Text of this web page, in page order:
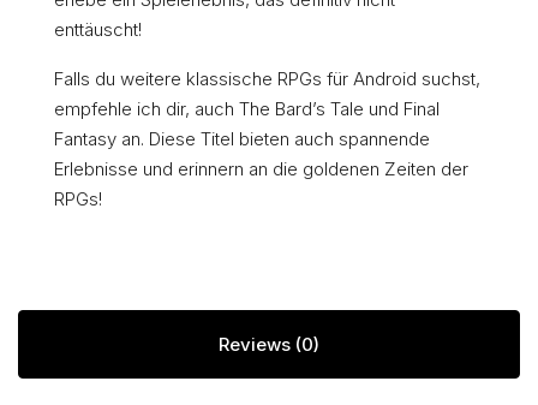
enttäuscht!
Falls du weitere klassische RPGs für Android suchst,
empfehle ich dir, auch The Bard’s Tale und Final
Fantasy an. Diese Titel bieten auch spannende
Erlebnisse und erinnern an die goldenen Zeiten der
RPGs!
Reviews (0)